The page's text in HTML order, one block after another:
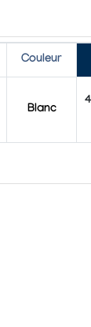
Couleur
Blanc